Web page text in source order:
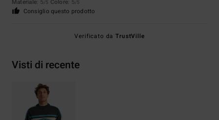
Materiale: 5/5 Colore: 5/5
Consiglio questo prodotto
Verificato daTrustVille
Visti di recente